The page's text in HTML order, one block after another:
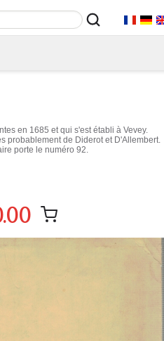
en 1685 et qui s'est établi à Vevey.
probablement de Diderot et D'Allembert.
porte le numéro 92.